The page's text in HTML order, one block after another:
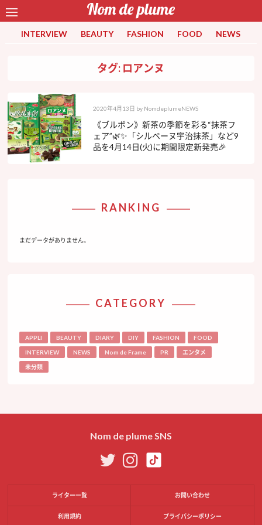
INTERVIEW BEAUTY FASHION FOOD NEWS
タグ: ロアンヌ
2020年4月13日 by NomdeplumeNEWS
《ブルボン》新茶の季節を彩る“抹茶フ
ェア”🌿✨「シルベーヌ宇治抹茶」など9
品を4月14日(火)に期間限定新発売🎉
RANKING
まだデータがありません。
CATEGORY
APPLI BEAUTY DIARY DIY FASHION FOOD
INTERVIEW NEWS Nom de Frame PR エンタメ
未分類
Nom de plume SNS
ライター一覧 お問い合わせ
利用規約 プライバシーポリシー